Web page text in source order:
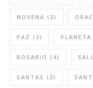
NOVENA (2)
PAZ (2) PLANETA
ROSARIO (4)
SANTAS (2)